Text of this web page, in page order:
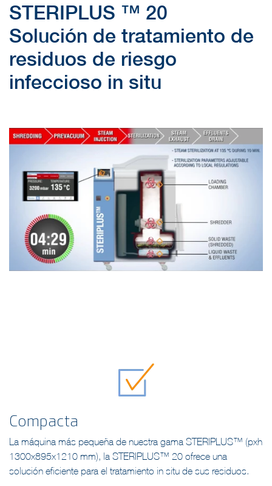
STERIPLUS ™ 20
Solución de tratamiento de
residuos de riesgo
infeccioso in situ
Compacta
La máquina más pequeña de nuestra gama STERIPLUS™ (pxh
1300x895x1210 mm), la STERIPLUS™ 20 ofrece una
solución eficiente para el tratamiento in situ de sus residuos.